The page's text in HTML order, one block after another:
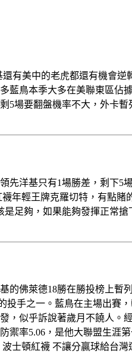
有美中的老虎都還有機會
鳥本季大多在美聯東區佔
場要翻盤機率不大，外卡
洋基只有1場勝差，剩下5
年輕王牌克羅切特，有點
足夠，如果能夠發揮正常
佛萊德18勝在勝投榜上暫
手之一。藍鳥在主場出賽
，似乎訴說著歲月不饒人。
率5.06，是他大聯盟生涯
士頓紅襪 不讓分贏球給台灣